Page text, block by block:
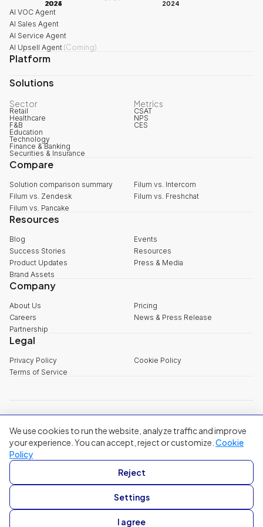
2025 2024
2024
AI VOC Agent
AI Sales Agent
AI Service Agent
AI Upsell Agent (Coming)
Platform
Solutions
Sector
Retail
Healthcare
F&B
Education
Technology
Finance & Banking
Securities & Insurance
Metrics
CSAT
NPS
CES
Compare
Solution comparison summary
Filum vs. Intercom
Filum vs. Zendesk
Filum vs. Freshchat
Filum vs. Pancake
Resources
Blog
Events
Success Stories
Resources
Product Updates
Press & Media
Brand Assets
Company
About Us
Pricing
Careers
News & Press Release
Partnership
Legal
Privacy Policy
Cookie Policy
Terms of Service
+84 888 18 1313
Head Office:3rd Floor, 65-67 B4 Street, Sala Urban Area, An Khanh
Ward, Ho Chi Minh City
Singapore:20A Tanjong Pagar Road, Singapore
© 2024 Filum Inc. All rights reserved.
We use cookies to run the website, analyze traffic and improve
your experience. You can accept, reject or customize. Cookie
Policy
Reject
Settings
I agree